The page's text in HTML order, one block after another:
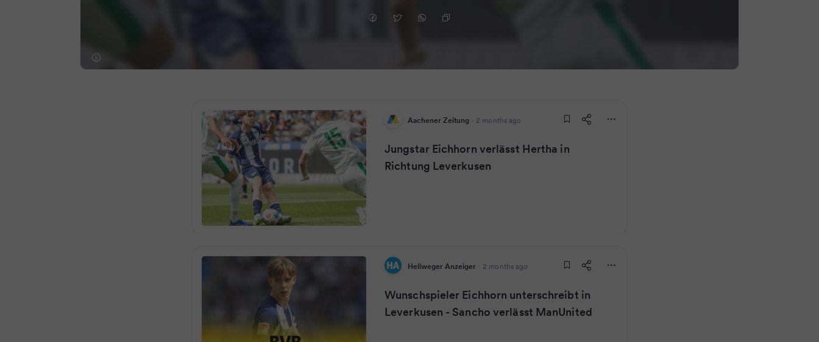
Aachener Zeitung · 2 months ago
Jungstar Eichhorn verlässt Hertha in
Richtung Leverkusen
Hellweger Anzeiger · 2 months ago
Wunschspieler Eichhorn unterschreibt in
Leverkusen - Sancho verlässt ManUnited